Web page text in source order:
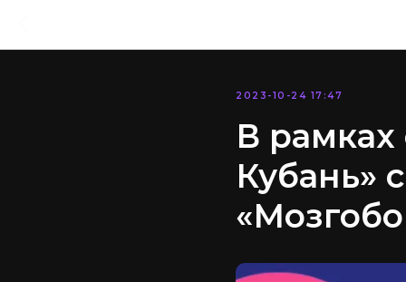
2023-10-24 17:47
В
Кубань»